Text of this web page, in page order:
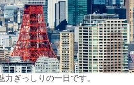
力ぎっしりの一日です。